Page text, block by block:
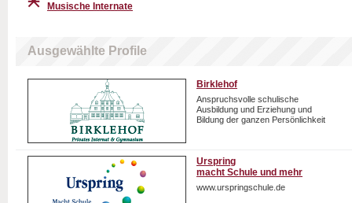
Musische Internate
Ausgewählte Profile
Birklehof
Anspruchsvolle schulische
Ausbildung und Erziehung und
Bildung der ganzen Persönlichkeit
Urspring
macht Schule und mehr
www.urspringschule.de